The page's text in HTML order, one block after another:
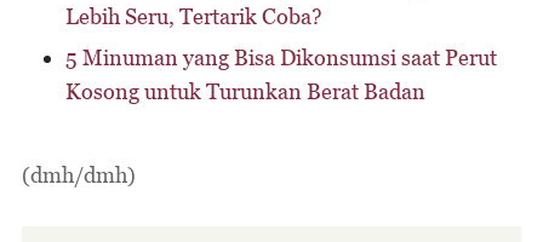
Lebih Seru, Tertarik Coba?
5 Minuman yang Bisa Dikonsumsi saat Perut
Kosong untuk Turunkan Berat Badan
(dmh/dmh)